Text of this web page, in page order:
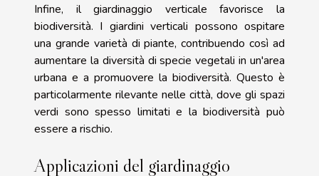
Infine, il giardinaggio verticale favorisce la
biodiversità. I giardini verticali possono ospitare
una grande varietà di piante, contribuendo così ad
aumentare la diversità di specie vegetali in un'area
urbana e a promuovere la biodiversità. Questo è
particolarmente rilevante nelle città, dove gli spazi
verdi sono spesso limitati e la biodiversità può
essere a rischio.
Applicazioni del giardinaggio